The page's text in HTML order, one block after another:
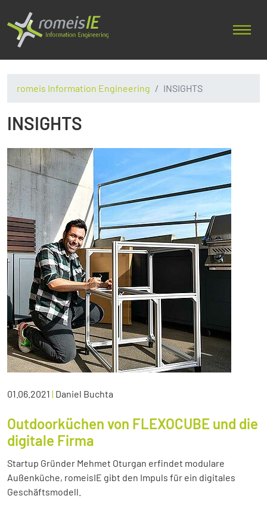
romeis Information Engineering INSIGHTS
INSIGHTS
01.06.2021 | Daniel Buchta
Outdoorküchen von FLEXOCUBE und die
digitale Firma
Startup Gründer Mehmet Oturgan erfindet modulare
Außenküche, romeisIE gibt den Impuls für ein digitales
Geschäftsmodell.